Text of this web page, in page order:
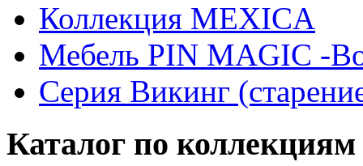
Коллекция MEXICA
Мебель PIN MAGIС -
Серия Викинг
Каталог по коллекциям